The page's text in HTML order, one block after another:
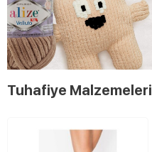
Tuhafiye Malzemeleri